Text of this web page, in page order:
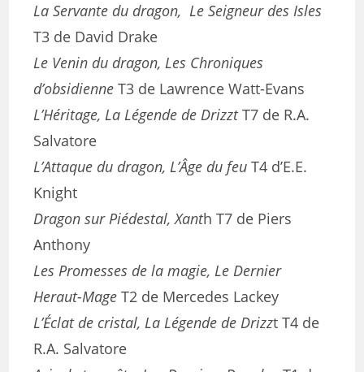
La Servante du dragon, Le Seigneur des Isles
T3 de David Drake
Le Venin du dragon, Les Chroniques
d’obsidienneT3 de Lawrence Watt-Evans
L’Héritage, La Légende de DrizztT7 de R.A.
Salvatore
L’Attaque du dragon, L’Âge du feu T4 d’E.E.
Knight
Dragon sur Piédestal, Xanth T7 de Piers
Anthony
Les Promesses de la magie, Le Dernier
Heraut-Mage T2 de Mercedes Lackey
L’Éclat de cristal, La Légende de Drizzt T4 de
R.A. Salvatore